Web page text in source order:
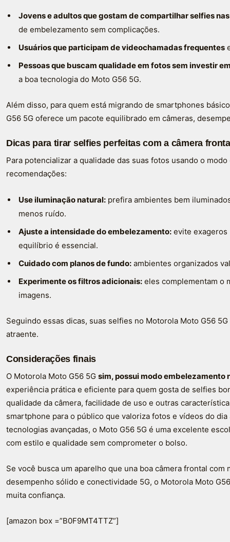
Jovens e adultos que gostam de compartilhar selfies
de embelezamento sem complicações.
Usuários que participam de videochamadas frequentes
Pessoas que buscam qualidade em fotos sem investir
a boa tecnologia do Moto G56 5G.
Além disso, para quem está migrando de smartphones
G56 5G oferece um pacote equilibrado em câmeras,
Dicas para tirar selfies perfeitas com a câmera
Para potencializar a qualidade das suas fotos usando o
recomendações:
Use iluminação natural: prefira ambientes bem
menos ruído.
Ajuste a intensidade do embelezamento: evite exageros
equilíbrio é essencial.
Cuidado com planos de fundo: ambientes organizados
Experimente os filtros adicionais: eles complementam o
imagens.
Seguindo essas dicas, suas selfies no Motorola Moto G56
atraente.
Considerações finais
O Motorola Moto G56 5G sim, possui modo embelezamento
experiência prática e eficiente para quem gosta de selfies
qualidade da câmera, facilidade de uso e outras
smartphone para o público que valoriza fotos e vídeos do
tecnologias avançadas, o Moto G56 5G é uma excelente
com estilo e qualidade sem comprometer o bolso.
Se você busca um aparelho que una boa câmera frontal
desempenho sólido e conectividade 5G, o Motorola Moto
muita confiança.
[amazon box =”B0F9MT4TTZ”]